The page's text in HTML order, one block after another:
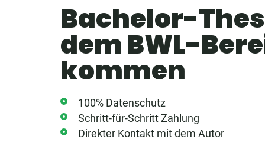
Bachelor-
dem BWL-
kommen
100% Datenschutz
Schritt-für-Schritt Zahlung
Direkter Kontakt mit dem Autor